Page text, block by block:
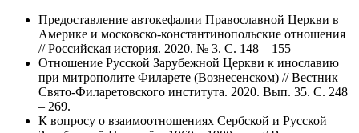
Предоставление автокефалии Православной Церкви в
Америке и московско-константинопольские отношения
// Российская история. 2020. № 3. С. 148 – 155
Отношение Русской Зарубежной Церкви к инославию
при митрополите Филарете (Вознесенском) // Вестник
Свято-Филаретовского института. 2020. Вып. 35. С. 248
– 269.
К вопросу о взаимоотношениях Сербской и Русской